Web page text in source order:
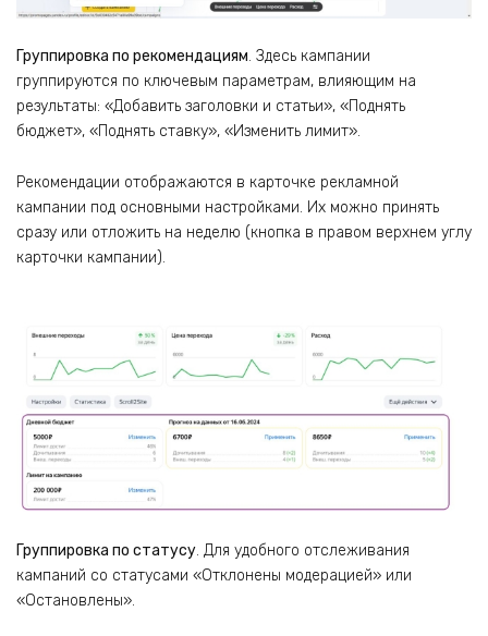
Группировка по рекомендациям. Здесь кампании
группируются по ключевым параметрам, влияющим на
результаты: «Добавить заголовки и статьи», «Поднять
бюджет», «Поднять ставку», «Изменить лимит».
Рекомендации отображаются в карточке рекламной
кампании под основными настройками. Их можно принять
сразу или отложить на неделю (кнопка в правом верхнем углу
карточки кампании).
Группировка по статусу. Для удобного отслеживания
кампаний со статусами «Отклонены модерацией» или
«Остановлены».